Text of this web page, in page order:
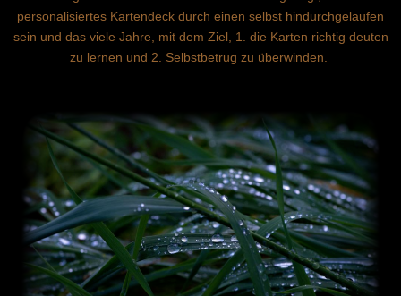
personalisiertes Kartendeck durch einen selbst hindurchgelaufen
sein und das viele Jahre, mit dem Ziel, 1. die Karten richtig deuten
zu lernen und 2. Selbstbetrug zu überwinden.